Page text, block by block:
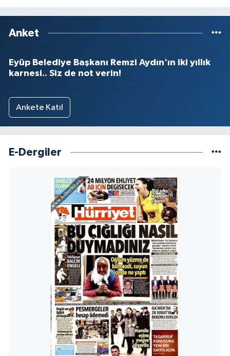
Anket
Eyüp Belediye Başkanı Remzi Aydın'ın iki yıllık
karnesi.. Siz de not verin!
Ankete Katıl
E-Dergiler